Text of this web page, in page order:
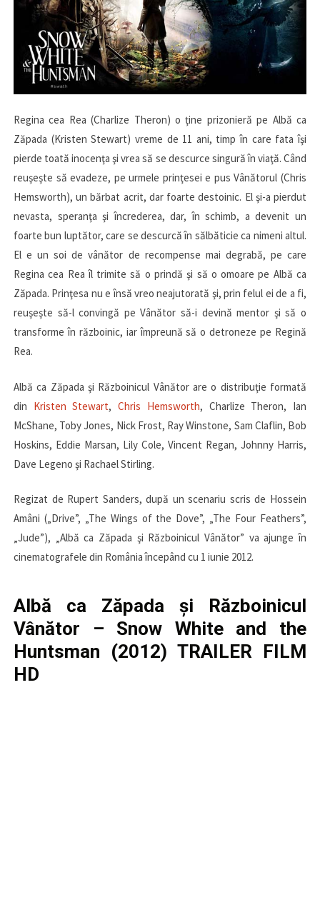
Regina cea Rea (Charlize Theron) o ţine prizonieră pe Albă ca
Zăpada (Kristen Stewart) vreme de 11 ani, timp în care fata îşi
pierde toată inocenţa şi vrea să se descurce singură în viaţă. Când
reuşeşte să evadeze, pe urmele prinţesei e pus Vânătorul (Chris
Hemsworth), un bărbat acrit, dar foarte destoinic. El şi-a pierdut
nevasta, speranţa şi încrederea, dar, în schimb, a devenit un
foarte bun luptător, care se descurcă în sălbăticie ca nimeni altul.
El e un soi de vânător de recompense mai degrabă, pe care
Regina cea Rea îl trimite să o prindă şi să o omoare pe Albă ca
Zăpada. Prinţesa nu e însă vreo neajutorată şi, prin felul ei de a fi,
reuşeşte să-l convingă pe Vânător să-i devină mentor şi să o
transforme în războinic, iar împreună să o detroneze pe Regină
Rea.
Albă ca Zăpada şi Războinicul Vânător are o distribuţie formată
din Kristen Stewart,Chris Hemsworth, Charlize Theron, Ian
McShane, Toby Jones, Nick Frost, Ray Winstone, Sam Claflin, Bob
Hoskins, Eddie Marsan, Lily Cole, Vincent Regan, Johnny Harris,
Dave Legeno şi Rachael Stirling.
Regizat de Rupert Sanders, după un scenariu scris de Hossein
Amâni („Drive”, „The Wings of the Dove”, „The Four Feathers”,
„Jude”), „Albă ca Zăpada şi Războinicul Vânător” va ajunge în
cinematografele din România începând cu 1 iunie 2012.
Albă ca Zăpada şi Războinicul
Vânător – Snow White and the
Huntsman (2012) TRAILER FILM
HD